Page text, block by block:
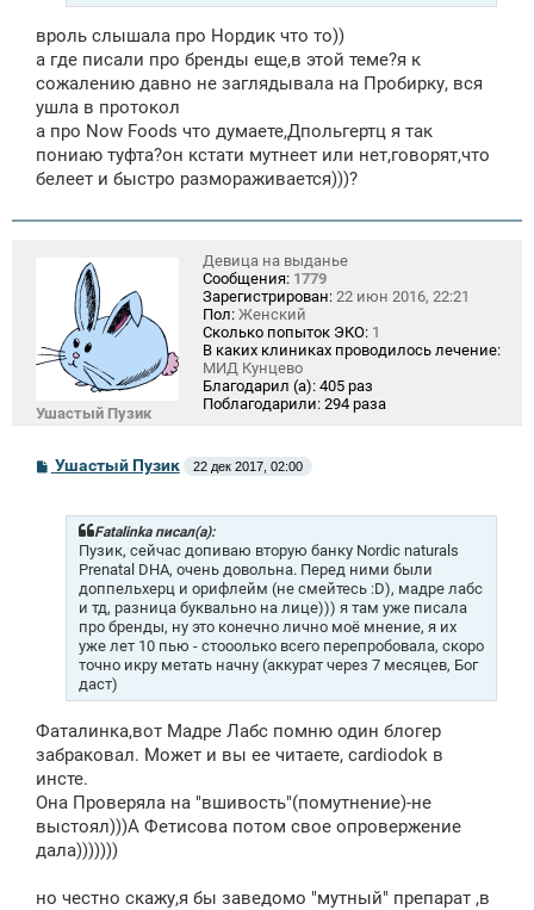
вроль слышала про Нордик что то))
а где писали про бренды еще,в этой теме?я к
сожалению давно не заглядывала на Пробирку, вся
ушла в протокол
а про Now Foods что думаете,Дпольгертц я так
пониаю туфта?он кстати мутнеет или нет,говорят,что
белеет и быстро размораживается)))?
Ушастый Пузик
Девица на выданье
Сообщения: 1779
Зарегистрирован: 22 июн 2016, 22:21
Пол: Женский
Сколько попыток ЭКО: 1
В каких клиниках проводилось лечение:
МИД Кунцево
Благодарил (а): 405 раз
Поблагодарили: 294 раза
СУшастый Пузик 22 дек 2017, 02:00
Fatalinka писал(а):
Пузик, сейчас допиваю вторую банку Nordic naturals
Prenatal DHA, очень довольна. Перед ними были
доппельхерц и орифлейм (не смейтесь :D), мадре лабс
и тд, разница буквально на лице))) я там уже писала
про бренды, ну это конечно лично моё мнение, я их
уже лет 10 пью - стооолько всего перепробовала, скоро
точно икру метать начну (аккурат через 7 месяцев, Бог
даст)
Фаталинка,вот Мадре Лабс помню один блогер
забраковал. Может и вы ее читаете, cardiodok в
инсте.
Она Проверяла на "вшивость"(помутнение)-не
выстоял)))А Фетисова потом свое опровержение
дала)))))))
но честно скажу,я бы заведомо "мутный" препарат ,в